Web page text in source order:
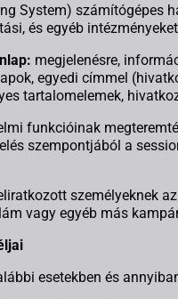
System) számítógépes
és egyéb
megjelenésre,
egyedi címmel
tartalomelemek,
funkcióinak
szempontjából a
személyeknek
vagy egyéb más
esetekben és